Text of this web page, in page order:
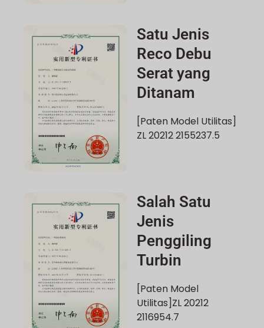
Satu Jenis
Reco Debu
Serat yang
Ditanam
[Paten Model Utilitas]
ZL 20212 2155237.5
Salah Satu
Jenis
Penggiling
Turbin
[Paten Model
Utilitas]ZL 20212
2116954.7